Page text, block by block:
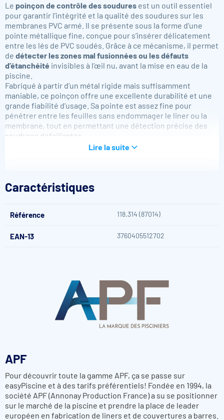
Le poinçon de contrôle des soudures est un outil essentiel
pour garantir l’intégrité et la qualité des soudures sur les
membranes PVC armé. Il se présente sous la forme d’une
pointe métallique fine, conçue pour s’insérer délicatement
entre les lés de PVC soudés. Grâce à ce mécanisme, il permet
de détecter les zones mal fusionnées ou les défauts
d’étanchéité invisibles à l’œil nu, avant la mise en eau de la
piscine.
Fabriqué à partir d’un métal rigide mais suffisamment
maniable, ce poinçon offre une excellente durabilité et une
grande fiabilité d’usage. Sa pointe est assez fine pour
pénétrer entre les feuilles sans endommager le liner ou la
membrane, tout en permettant une détection précise des
soudures défaillantes.
Son utilisation est simple : après avoir réalisé les soudures à
Cet outil est incontournable pour les techniciens et les
poseurs professionnels soucieux de la qualité et de la
En résumé, ce
poinçon de contrôleest un accessoire petit,
et la conformité
des soudures PVC, garantissant à terme la
Lire la suite
Caractéristiques
Référence 118.314 (87014)
EAN-13 3760405512702
APF
Pour découvrir toute la gamme APF, ça se passe sur
easyPiscine et à des tarifs préférentiels! Fondée en 1994, la
société APF (Annonay Production France) a su se positionner
sur le marché de la piscine et prendre la place de leader
européen en fabrication de liners et de couvertures a barres.